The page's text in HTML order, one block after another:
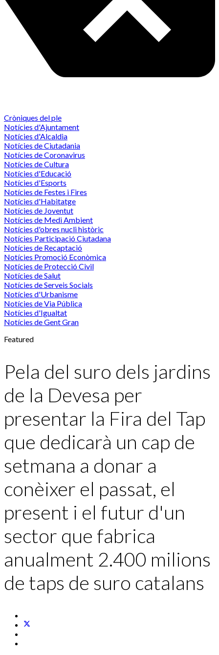
Cròniques del ple
Notícies d'Ajuntament
Notícies d'Alcaldia
Notícies de Ciutadania
Notícies de Coronavirus
Notícies de Cultura
Notícies d'Educació
Notícies d'Esports
Notícies de Festes i Fires
Notícies d'Habitatge
Notícies de Joventut
Notícies de Medi Ambient
Notícies d'obres nucli històric
Notícies Participació Ciutadana
Notícies de Recaptació
Notícies Promoció Econòmica
Notícies de Protecció Civil
Notícies de Salut
Notícies de Serveis Socials
Notícies d'Urbanisme
Notícies de Via Pública
Notícies d'Igualtat
Notícies de Gent Gran
Featured
Pela del suro dels jardins
de la Devesa per
presentar la Fira del Tap
que dedicarà un cap de
setmana a donar a
conèixer el passat, el
present i el futur d'un
sector que fabrica
anualment 2.400 milions
de taps de suro catalans